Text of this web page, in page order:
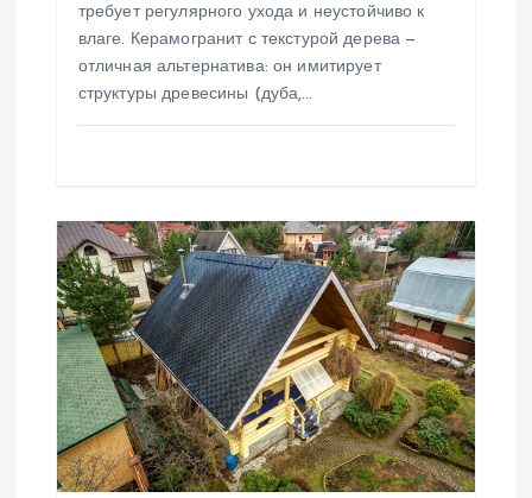
требует регулярного ухода и неустойчиво к
влаге. Керамогранит с текстурой дерева —
отличная альтернатива: он имитирует
структуры древесины (дуба,…